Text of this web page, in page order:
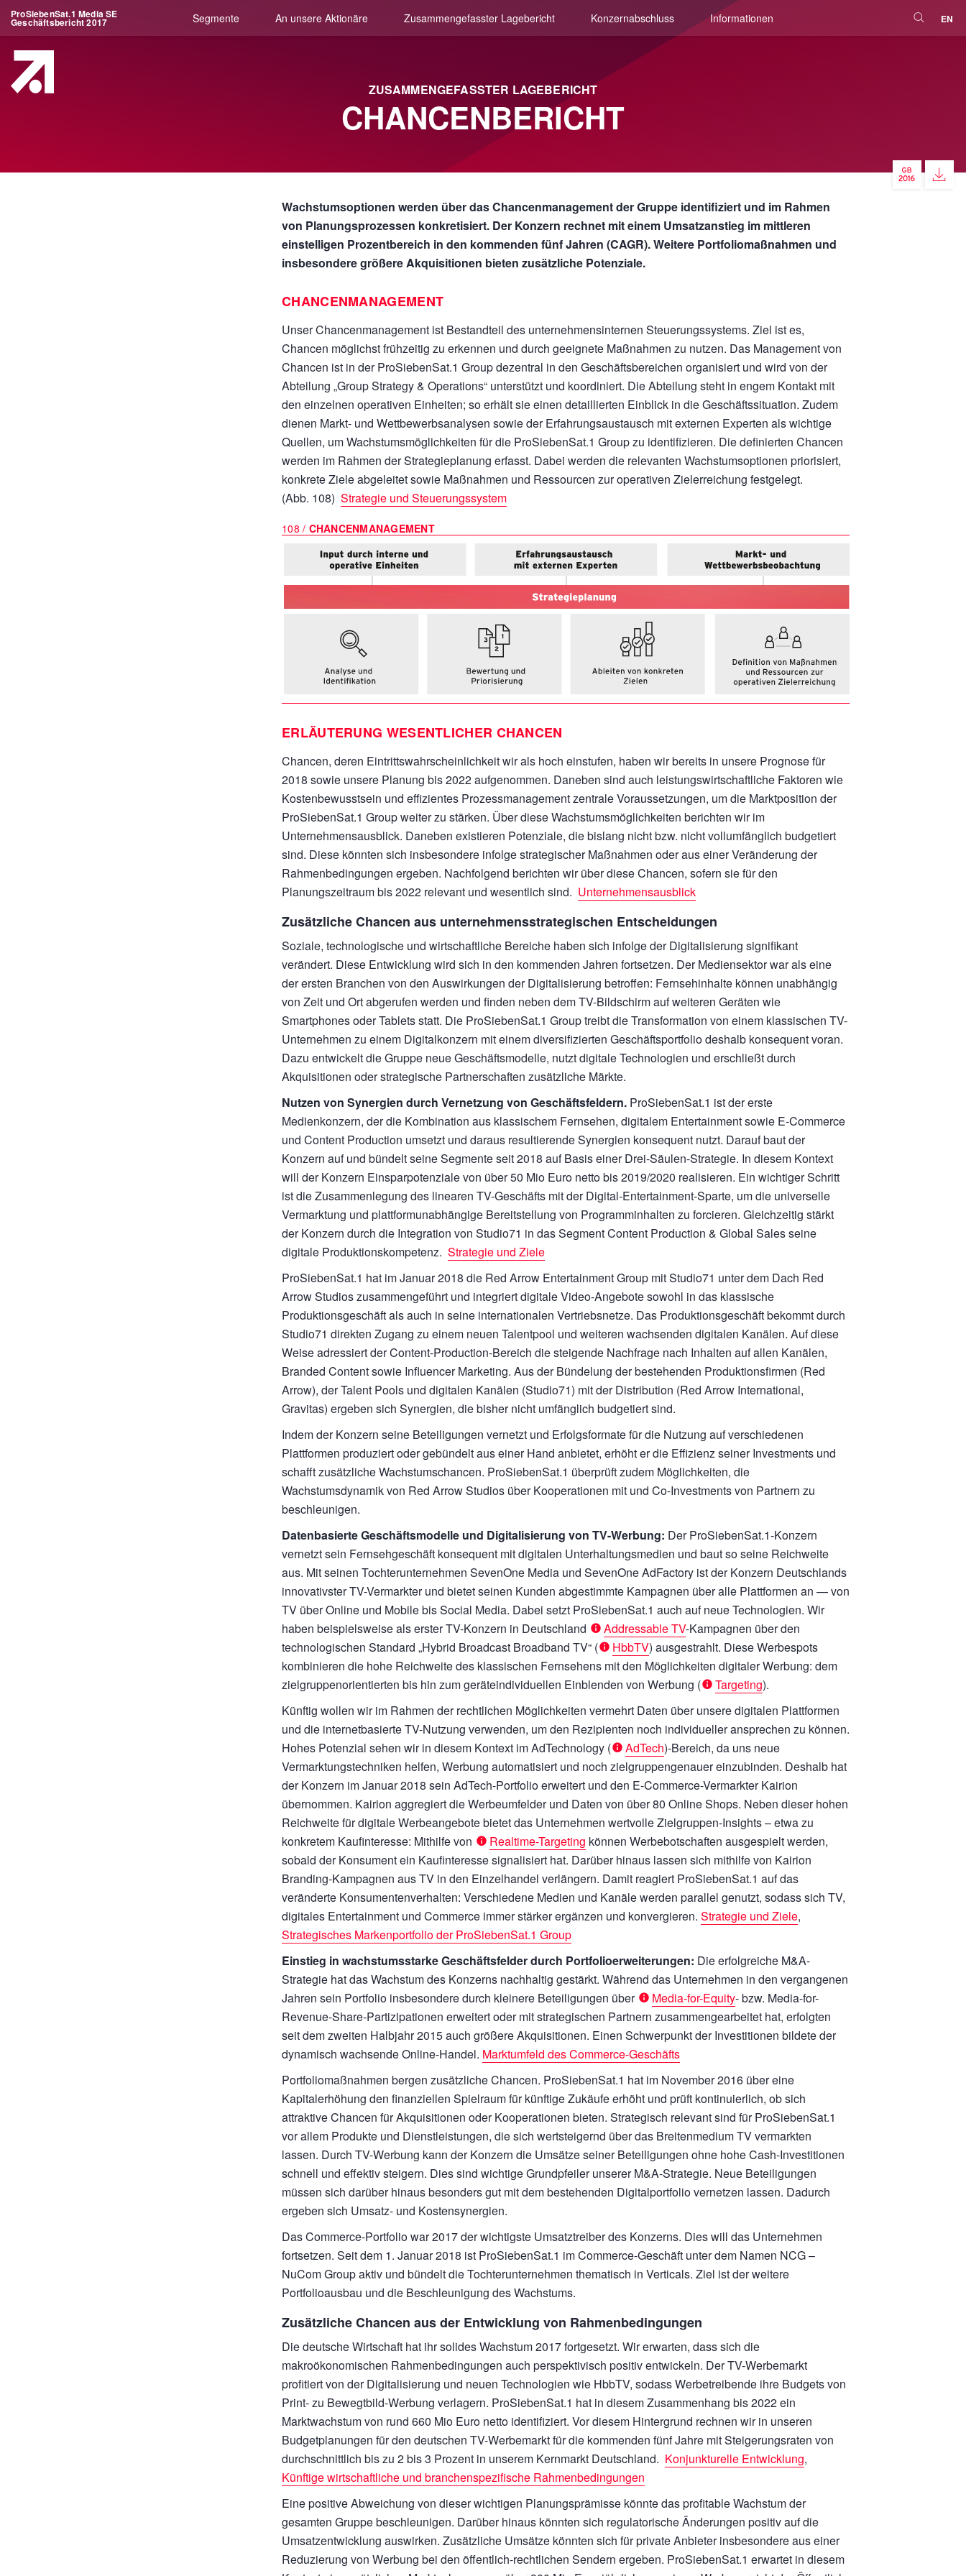
ProSiebenSat.1 Media SE
Geschäftsbericht 2017 Segmente An unsere Aktionäre Zusammengefasster Lagebericht Konzernabschluss Informationen EN
ZUSAMMENGEFASSTER LAGEBERICHT
CHANCENBERICHT
Wachstumsoptionen werden über das Chancenmanagement der Gruppe identifiziert und im Rahmen
von Planungsprozessen konkretisiert. Der Konzern rechnet mit einem Umsatzanstieg im mittleren
einstelligen Prozentbereich in den kommenden fünf Jahren (CAGR). Weitere Portfoliomaßnahmen und
insbesondere größere Akquisitionen bieten zusätzliche Potenziale.
CHANCENMANAGEMENT
Unser Chancenmanagement ist Bestandteil des unternehmensinternen Steuerungssystems. Ziel ist es,
Chancen möglichst frühzeitig zu erkennen und durch geeignete Maßnahmen zu nutzen. Das Management von
Chancen ist in der ProSiebenSat.1 Group dezentral in den Geschäftsbereichen organisiert und wird von der
Abteilung „Group Strategy & Operations“ unterstützt und koordiniert. Die Abteilung steht in engem Kontakt mit
den einzelnen operativen Einheiten; so erhält sie einen detaillierten Einblick in die Geschäftssituation. Zudem
dienen Markt- und Wettbewerbsanalysen sowie der Erfahrungsaustausch mit externen Experten als wichtige
Quellen, um Wachstumsmöglichkeiten für die ProSiebenSat.1 Group zu identifizieren. Die definierten Chancen
werden im Rahmen der Strategieplanung erfasst. Dabei werden die relevanten Wachstumsoptionen priorisiert,
konkrete Ziele abgeleitet sowie Maßnahmen und Ressourcen zur operativen Zielerreichung festgelegt.
(Abb. 108) Strategie und Steuerungssystem
108 / CHANCENMANAGEMENT
ERLÄUTERUNG WESENTLICHER CHANCEN
Chancen, deren Eintrittswahrscheinlichkeit wir als hoch einstufen, haben wir bereits in unsere Prognose für
2018 sowie unsere Planung bis 2022 aufgenommen. Daneben sind auch leistungswirtschaftliche Faktoren wie
Kostenbewusstsein und effizientes Prozessmanagement zentrale Voraussetzungen, um die Marktposition der
ProSiebenSat.1 Group weiter zu stärken. Über diese Wachstumsmöglichkeiten berichten wir im
Unternehmensausblick. Daneben existieren Potenziale, die bislang nicht bzw. nicht vollumfänglich budgetiert
sind. Diese könnten sich insbesondere infolge strategischer Maßnahmen oder aus einer Veränderung der
Rahmenbedingungen ergeben. Nachfolgend berichten wir über diese Chancen, sofern sie für den
Planungszeitraum bis 2022 relevant und wesentlich sind. Unternehmensausblick
Zusätzliche Chancen aus unternehmensstrategischen Entscheidungen
Soziale, technologische und wirtschaftliche Bereiche haben sich infolge der Digitalisierung signifikant
verändert. Diese Entwicklung wird sich in den kommenden Jahren fortsetzen. Der Mediensektor war als eine
der ersten Branchen von den Auswirkungen der Digitalisierung betroffen: Fernsehinhalte können unabhängig
von Zeit und Ort abgerufen werden und finden neben dem TV-Bildschirm auf weiteren Geräten wie
Smartphones oder Tablets statt. Die ProSiebenSat.1 Group treibt die Transformation von einem klassischen TV-
Unternehmen zu einem Digitalkonzern mit einem diversifizierten Geschäftsportfolio deshalb konsequent voran.
Dazu entwickelt die Gruppe neue Geschäftsmodelle, nutzt digitale Technologien und erschließt durch
Akquisitionen oder strategische Partnerschaften zusätzliche Märkte.
Nutzen von Synergien durch Vernetzung von Geschäftsfeldern. ProSiebenSat.1 ist der erste
Medienkonzern, der die Kombination aus klassischem Fernsehen, digitalem Entertainment sowie E-Commerce
und Content Production umsetzt und daraus resultierende Synergien konsequent nutzt. Darauf baut der
Konzern auf und bündelt seine Segmente seit 2018 auf Basis einer Drei-Säulen-Strategie. In diesem Kontext
will der Konzern Einsparpotenziale von über50 Mio Euro netto bis 2019/2020 realisieren. Ein wichtiger Schritt
ist die Zusammenlegung des linearen TV-Geschäfts mit der Digital-Entertainment-Sparte, um die universelle
Vermarktung und plattformunabhängige Bereitstellung von Programminhalten zu forcieren. Gleichzeitig stärkt
der Konzern durch die Integration von Studio71 in das Segment Content Production & Global Sales seine
digitale Produktionskompetenz. Strategie und Ziele
ProSiebenSat.1 hat im Januar 2018 die Red Arrow Entertainment Group mit Studio71 unter dem Dach Red
Arrow Studios zusammengeführt und integriert digitale Video-Angebote sowohl in das klassische
Produktionsgeschäft als auch in seine internationalen Vertriebsnetze. Das Produktionsgeschäft bekommt durch
Studio71 direkten Zugang zu einem neuen Talentpool und weiteren wachsenden digitalen Kanälen. Auf diese
Weise adressiert der Content-Production-Bereich die steigende Nachfrage nach Inhalten auf allen Kanälen,
Branded Content sowie Influencer Marketing. Aus der Bündelung der bestehenden Produktionsfirmen (Red
Arrow), der Talent Pools und digitalen Kanälen (Studio71) mit der Distribution (Red Arrow International,
Gravitas) ergeben sich Synergien, die bisher nicht umfänglich budgetiert sind.
Indem der Konzern seine Beteiligungen vernetzt und Erfolgsformate für die Nutzung auf verschiedenen
Plattformen produziert oder gebündelt aus einer Hand anbietet, erhöht er die Effizienz seiner Investments und
schafft zusätzliche Wachstumschancen. ProSiebenSat.1 überprüft zudem Möglichkeiten, die
Wachstumsdynamik von Red Arrow Studios über Kooperationen mit und Co-Investments von Partnern zu
beschleunigen.
Datenbasierte Geschäftsmodelle und Digitalisierung von TV-Werbung: Der ProSiebenSat.1-Konzern
vernetzt sein Fernsehgeschäft konsequent mit digitalen Unterhaltungsmedien und baut so seine Reichweite
aus. Mit seinen Tochterunternehmen SevenOne Media und SevenOne AdFactory ist der Konzern Deutschlands
innovativster TV-Vermarkter und bietet seinen Kunden abgestimmte Kampagnen über alle Plattformen an — von
TV über Online und Mobile bis Social Media. Dabei setzt ProSiebenSat.1 auch auf neue Technologien. Wir
haben beispielsweise als erster TV-Konzern in Deutschland
Addressable TV-Kampagnen über den
technologischen Standard „Hybrid Broadcast Broadband TV“ (
HbbTV) ausgestrahlt. Diese Werbespots
kombinieren die hohe Reichweite des klassischen Fernsehens mit den Möglichkeiten digitaler Werbung: dem
zielgruppenorientierten bis hin zum geräteindividuellen Einblenden von Werbung (
Targeting).
Künftig wollen wir im Rahmen der rechtlichen Möglichkeiten vermehrt Daten über unsere digitalen Plattformen
und die internetbasierte TV-Nutzung verwenden, um den Rezipienten noch individueller ansprechen zu können.
Hohes Potenzial sehen wir in diesem Kontext im AdTechnology (
AdTech)-Bereich, da uns neue
Vermarktungstechniken helfen, Werbung automatisiert und noch zielgruppengenauer einzubinden. Deshalb hat
der Konzern im Januar 2018 sein AdTech-Portfolio erweitert und den E-Commerce-Vermarkter Kairion
übernommen. Kairion aggregiert die Werbeumfelder und Daten von über 80 Online Shops. Neben dieser hohen
Reichweite für digitale Werbeangebote bietet das Unternehmen wertvolle Zielgruppen-Insights – etwa zu
konkretem Kaufinteresse: Mithilfe von
Realtime-Targeting können Werbebotschaften ausgespielt werden,
sobald der Konsument ein Kaufinteresse signalisiert hat. Darüber hinaus lassen sich mithilfe von Kairion
Branding-Kampagnen aus TV in den Einzelhandel verlängern. Damit reagiert ProSiebenSat.1 auf das
veränderte Konsumentenverhalten: Verschiedene Medien und Kanäle werden parallel genutzt, sodass sich TV,
digitales Entertainment und Commerce immer stärker ergänzen und konvergieren. Strategie und Ziele,
Strategisches Markenportfolio der ProSiebenSat.1 Group
Einstieg in wachstumsstarke Geschäftsfelder durch Portfolioerweiterungen: Die erfolgreiche M&A-
Strategie hat das Wachstum des Konzerns nachhaltig gestärkt. Während das Unternehmen in den vergangenen
Jahren sein Portfolio insbesondere durch kleinere Beteiligungen über
Media-for-Equity- bzw. Media-for-
Revenue-Share-Partizipationen erweitert oder mit strategischen Partnern zusammengearbeitet hat, erfolgten
seit dem zweiten Halbjahr 2015 auch größere Akquisitionen. Einen Schwerpunkt der Investitionen bildete der
dynamisch wachsende Online-Handel. Marktumfeld des Commerce-Geschäfts
Portfoliomaßnahmen bergen zusätzliche Chancen. ProSiebenSat.1 hat im November 2016 über eine
Kapitalerhöhung den finanziellen Spielraum für künftige Zukäufe erhöht und prüft kontinuierlich, ob sich
attraktive Chancen für Akquisitionen oder Kooperationen bieten. Strategisch relevant sind für ProSiebenSat.1
vor allem Produkte und Dienstleistungen, die sich wertsteigernd über das Breitenmedium TV vermarkten
lassen. Durch TV-Werbung kann der Konzern die Umsätze seiner Beteiligungen ohne hohe Cash-Investitionen
schnell und effektiv steigern. Dies sind wichtige Grundpfeiler unserer M&A-Strategie. Neue Beteiligungen
müssen sich darüber hinaus besonders gut mit dem bestehenden Digitalportfolio vernetzen lassen. Dadurch
ergeben sich Umsatz- und Kostensynergien.
Das Commerce-Portfolio war 2017 der wichtigste Umsatztreiber des Konzerns. Dies will das Unternehmen
fortsetzen. Seit dem 1. Januar 2018 ist ProSiebenSat.1 im Commerce-Geschäft unter dem Namen NCG –
NuCom Group aktiv und bündelt die Tochterunternehmen thematisch in Verticals. Ziel ist der weitere
Portfolioausbau und die Beschleunigung des Wachstums.
Zusätzliche Chancen aus der Entwicklung von Rahmenbedingungen
Die deutsche Wirtschaft hat ihr solides Wachstum 2017 fortgesetzt. Wir erwarten, dass sich die
makroökonomischen Rahmenbedingungen auch perspektivisch positiv entwickeln. Der TV-Werbemarkt
profitiert von der Digitalisierung und neuen Technologien wie HbbTV, sodass Werbetreibende ihre Budgets von
Print- zu Bewegtbild-Werbung verlagern. ProSiebenSat.1 hat in diesem Zusammenhang bis 2022 ein
Marktwachstum von rund 660 Mio Euro netto identifiziert. Vor diesem Hintergrund rechnen wir in unseren
Budgetplanungen für den deutschen TV-Werbemarkt für die kommenden fünf Jahre mit Steigerungsraten von
durchschnittlich bis zu 2 bis 3 Prozent in unserem Kernmarkt Deutschland. Konjunkturelle Entwicklung,
Künftige wirtschaftliche und branchenspezifische Rahmenbedingungen
Eine positive Abweichung von dieser wichtigen Planungsprämisse könnte das profitable Wachstum der
gesamten Gruppe beschleunigen. Darüber hinaus könnten sich regulatorische Änderungen positiv auf die
Umsatzentwicklung auswirken. Zusätzliche Umsätze könnten sich für private Anbieter insbesondere aus einer
Reduzierung von Werbung bei den öffentlich-rechtlichen Sendern ergeben. ProSiebenSat.1 erwartet in diesem